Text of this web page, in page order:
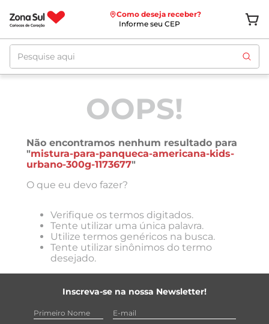
Como deseja receber?
Informe seu CEP
Pesquise aqui
OOPS!
Não encontramos nenhum resultado para
"mistura-para-panqueca-americana-kids-
urbano-300g-1173677"
O que eu devo fazer?
Verifique os termos digitados.
Tente utilizar uma única palavra.
Utilize termos genéricos na busca.
Tente utilizar sinônimos do termo
desejado.
Inscreva-se na nossa Newsletter!